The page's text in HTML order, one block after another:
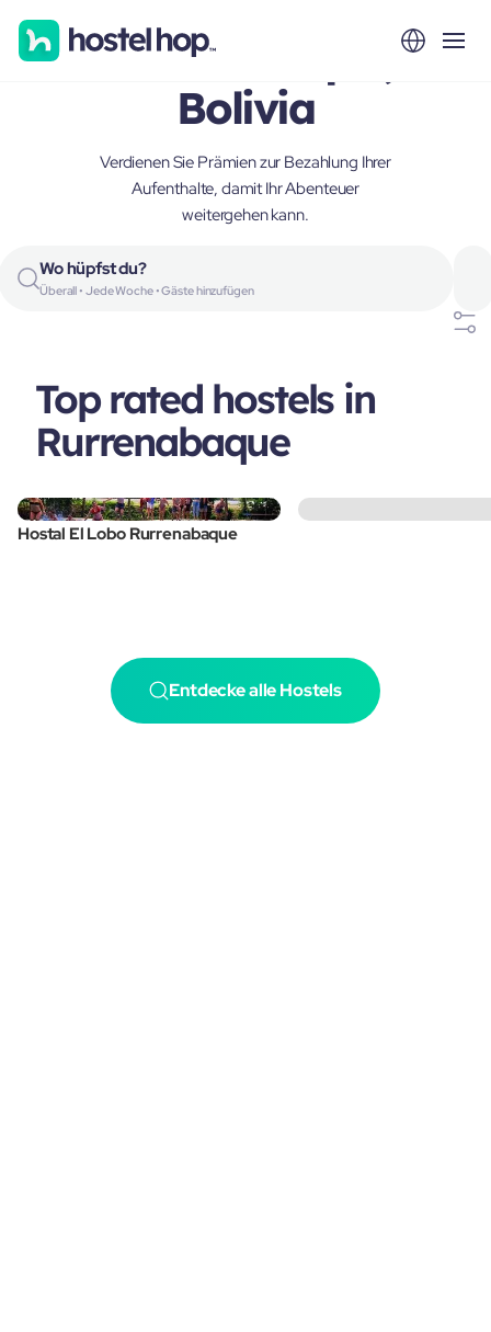
Rurrenabaque,
Bolivia
Verdienen Sie Prämien zur Bezahlung Ihrer
Aufenthalte, damit Ihr Abenteuer
weitergehen kann.
Wo hüpfst du?
Überall • Jede Woche • Gäste hinzufügen
Top rated hostels in
Rurrenabaque
Hostal El Lobo Rurrenabaque
Entdecke alle Hostels